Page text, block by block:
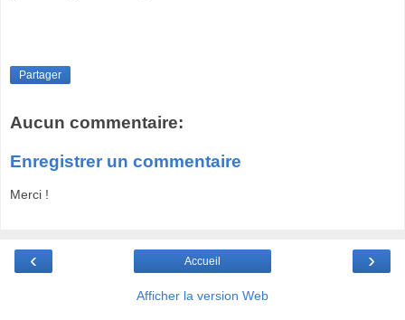
Partager
Aucun commentaire:
Enregistrer un commentaire
Merci !
‹ ›
Accueil
Afficher la version Web